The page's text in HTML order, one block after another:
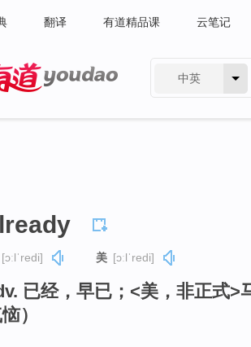
翻译 有道精品课 云笔记
中英
[ɔːlˈredi] 美 [ɔːlˈredi]
已经，早已；<美，非正式>
）